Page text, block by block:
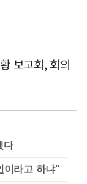
보고회, 회의
다
이라고 하냐"